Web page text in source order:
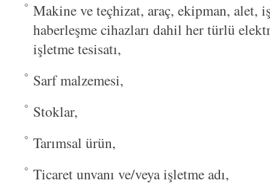
Makine ve teçhizat, araç, ekipman, alet,
haberleşme cihazları dahil her türlü
işletme tesisatı,
Sarf malzemesi,
Stoklar,
Tarımsal ürün,
Ticaret unvanı ve/veya işletme adı,